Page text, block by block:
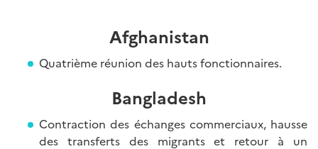
Afghanistan
Quatrième réunion des hauts fonctionnaires.
Bangladesh
Contraction des échanges commerciaux, hausse
des transferts des migrants et retour à un